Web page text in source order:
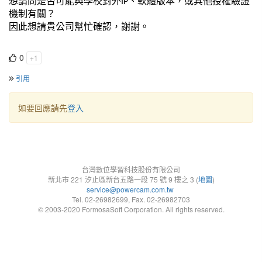
機制有關？
因此想請貴公司幫忙確認，謝謝。
0 +1
引用
如要回應請先登入
台灣數位學習科技股份有限公司
新北市 221 汐止區新台五路一段 75 號 9 樓之 3 (地圖)
service@powercam.com.tw
Tel. 02-26982699, Fax. 02-26982703
© 2003-2020 FormosaSoft Corporation. All rights reserved.